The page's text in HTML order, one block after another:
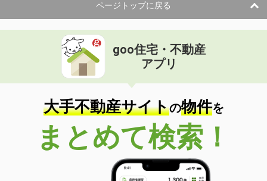
ページトップに戻る
goo住宅・不動産
アプリ
大手不動産サイトの物件を
まとめて検索！